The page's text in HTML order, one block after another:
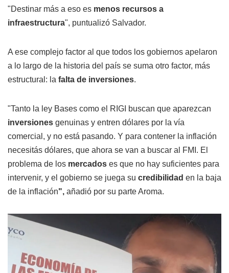
"Destinar más a eso es menos recursos a
infraestructura", puntualizó Salvador.
A ese complejo factor al que todos los gobiernos apelaron
a lo largo de la historia del país se suma otro factor, más
estructural: la falta de inversiones.
"Tanto la ley Bases como el RIGI buscan que aparezcan
inversiones genuinas y entren dólares por la vía
comercial, y no está pasando. Y para contener la inflación
necesitás dólares, que ahora se van a buscar al FMI. El
problema de los mercados es que no hay suficientes para
intervenir, y el gobierno se juega su credibilidad en la baja
de la inflación", añadió por su parte Aroma.